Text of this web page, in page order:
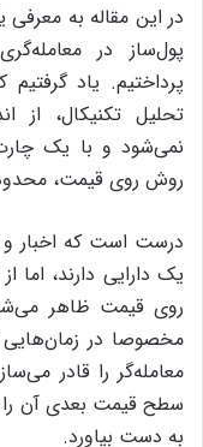
در این مقاله به
پول‌ساز در
پرداختیم. یاد
تحلیل تکنیکال، از
نمی‌شود و با یک
روش روی قیمت،
درست است که اخبار و
یک دارایی دارند، اما
روی قیمت ظاهر
مخصوصا در
معامله‌گر را قادر
سطح قیمت بعدی آن را
به دست بیاورد.